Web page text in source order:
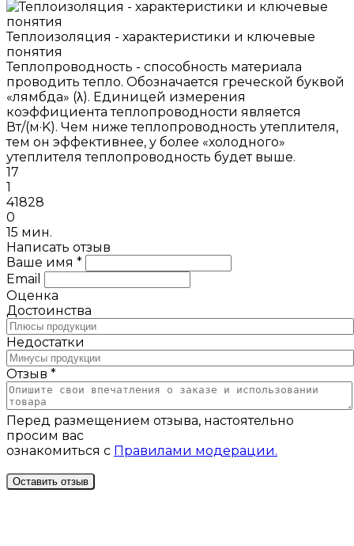
Теплоизоляция - характеристики и ключевые
понятия
Теплопроводность - способность материала
проводить тепло. Обозначается греческой буквой
«лямбда» (λ). Единицей измерения
коэффициента теплопроводности является
Вт/(м·K). Чем ниже теплопроводность утеплителя,
тем он эффективнее, у более «холодного»
утеплителя теплопроводность будет выше.
17
1
41828
0
15 мин.
Написать отзыв
Ваше имя *
Email
Оценка
Достоинства
Недостатки
Отзыв *
Перед размещением отзыва, настоятельно
просим вас
ознакомиться с Правилами модерации.